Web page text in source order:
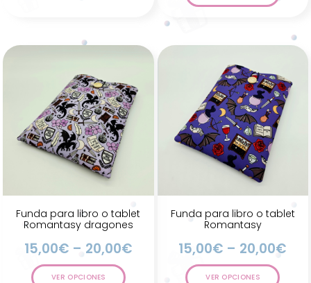
Funda para libro o tablet
Romantasy dragones
15,00€ – 20,00€
VER OPCIONES
Funda para libro o tablet
Romantasy
15,00€ – 20,00€
VER OPCIONES